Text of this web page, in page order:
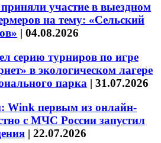
участие в выездном
на тему: «Сельский
| 04.08.2026
серию турниров по игре
в экологическом лагере
парка | 31.07.2026
Wink первым из онлайн-
с МЧС России запустил
| 22.07.2026